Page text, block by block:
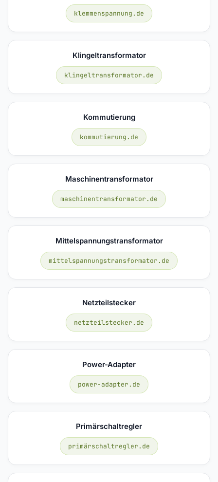
klemmenspannung.de
Klingeltransformator
klingeltransformator.de
Kommutierung
kommutierung.de
Maschinentransformator
maschinentransformator.de
Mittelspannungstransformator
mittelspannungstransformator.de
Netzteilstecker
netzteilstecker.de
Power-Adapter
power-adapter.de
Primärschaltregler
primärschaltregler.de